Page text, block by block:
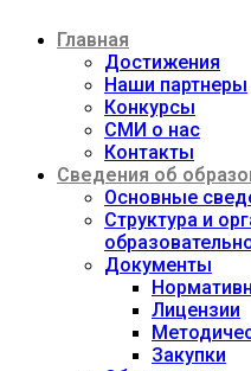
содержимому
Главная
Достижения
Наши партнеры
Конкурсы
СМИ о нас
Контакты
Сведения об
Основные
Структура и
Документы
Лицензии
Закупки